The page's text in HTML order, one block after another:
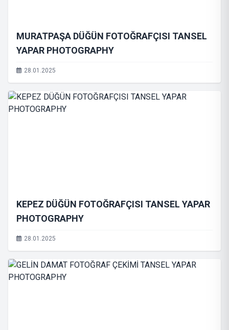
MURATPAŞA DÜĞÜN FOTOĞRAFÇISI TANSEL
YAPAR PHOTOGRAPHY
28.01.2025
KEPEZ DÜĞÜN FOTOĞRAFÇISI TANSEL YAPAR
PHOTOGRAPHY
28.01.2025